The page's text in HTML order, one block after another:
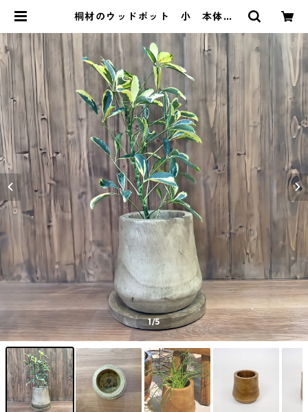
桐材のウッドポット 小 本体の
ア エクステリア プランター 鉢
| ConCon.Con
1/5